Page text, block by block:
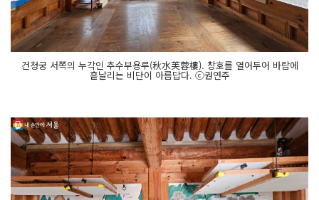
건청궁 서쪽의 누각인 추수부용루(秋水芙蓉樓). 창호를 열어두어 바람에
흩날리는 비단이 아름답다. ⓒ권연주